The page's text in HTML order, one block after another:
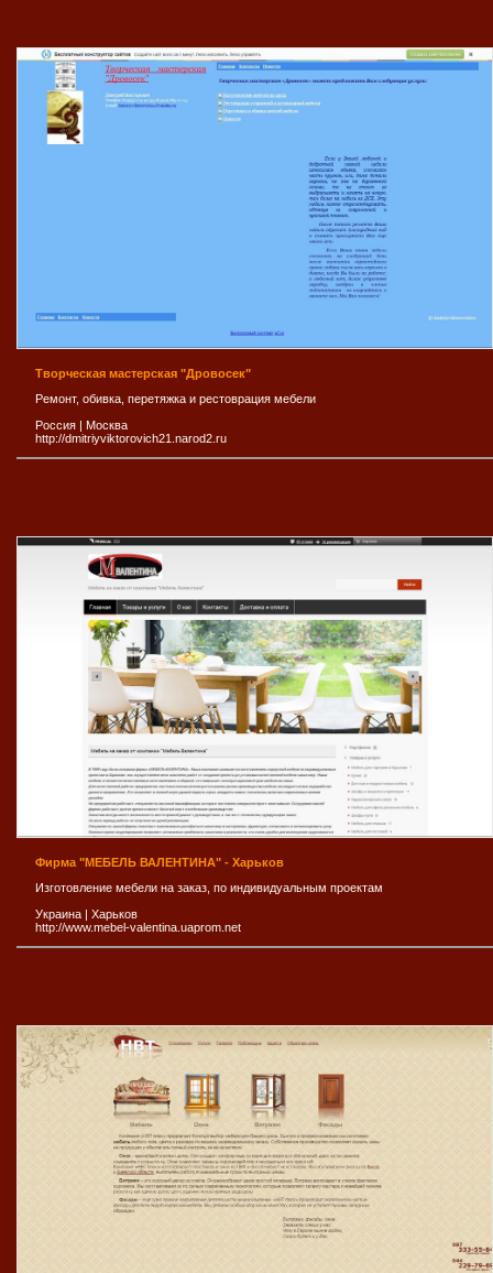
Творческая мастерская "Дровосек"
Ремонт, обивка, перетяжка и рестоврация мебели
Россия | Москва
http://dmitriyviktorovich21.narod2.ru
Фирма "МЕБЕЛЬ ВАЛЕНТИНА" - Харьков
Изготовление мебели на заказ, по индивидуальным проектам
Украина | Харьков
http://www.mebel-valentina.uaprom.net